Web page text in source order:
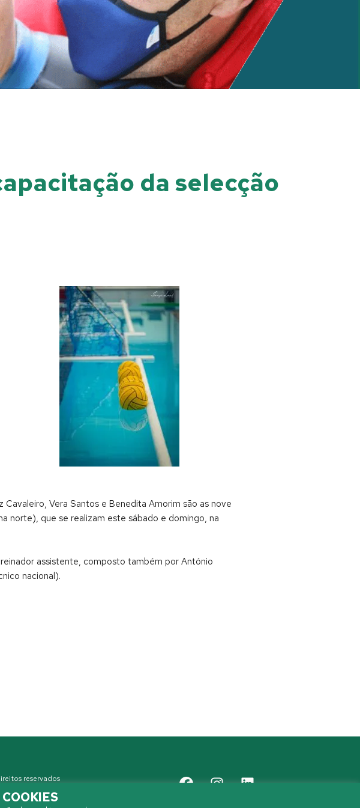
da selecção
Vera Santos e Benedita Amorim são as nove
norte), que se realizam este sábado e domingo, na
assistente, composto também por António
nacional).
reservados